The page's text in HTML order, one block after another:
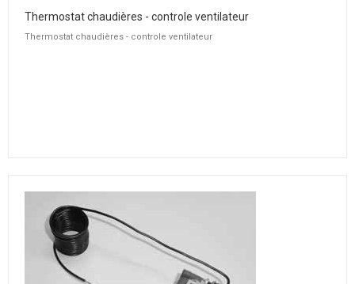
Thermostat chaudières - controle ventilateur
Thermostat chaudières - controle ventilateur